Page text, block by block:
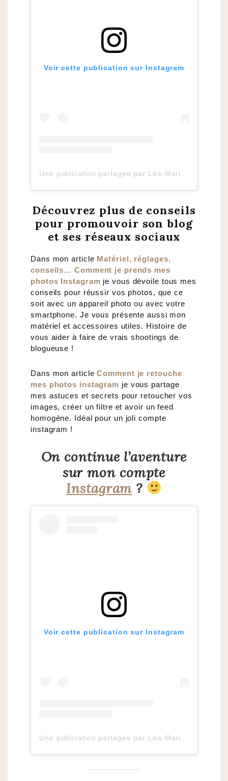
Voir cette publication sur Instagram
Découvrez plus de conseils
pour promouvoir son blog
et ses réseaux sociaux
Dans mon article Matériel, réglages,
conseils… Comment je prends mes
photos Instagram je vous dévoile tous mes
conseils pour réussir vos photos, que ce
soit avec un appareil photo ou avec votre
smartphone. Je vous présente aussi mon
matériel et accessoires utiles. Histoire de
vous aider à faire de vrais shootings de
blogueuse !
Dans mon articleComment je retouche
mes photos instagram je vous partage
mes astuces et secrets pour retoucher vos
images, créer un filtre et avoir un feed
homogène. Idéal pour un joli compte
instagram !
On continue l’aventure
sur mon compte
Instagram ?
Voir cette publication sur Instagram